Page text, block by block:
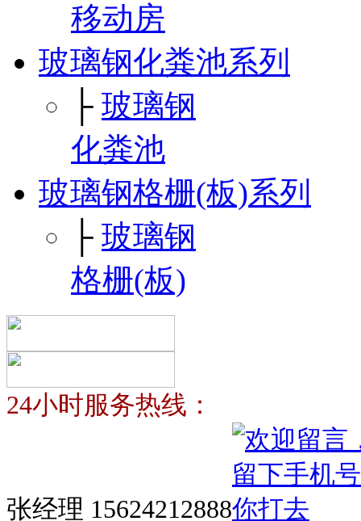
移动房
玻璃钢化粪池系列
├ 玻璃钢
化粪池
玻璃钢格栅(板)系列
├ 玻璃钢
格栅(板)
24小时服务热线：
张经理 15624212888